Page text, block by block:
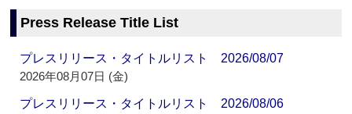
Press Release Title List
プレスリリース・タイトルリスト 2026/08/07
2026年08月07日 (金)
プレスリリース・タイトルリスト 2026/08/06